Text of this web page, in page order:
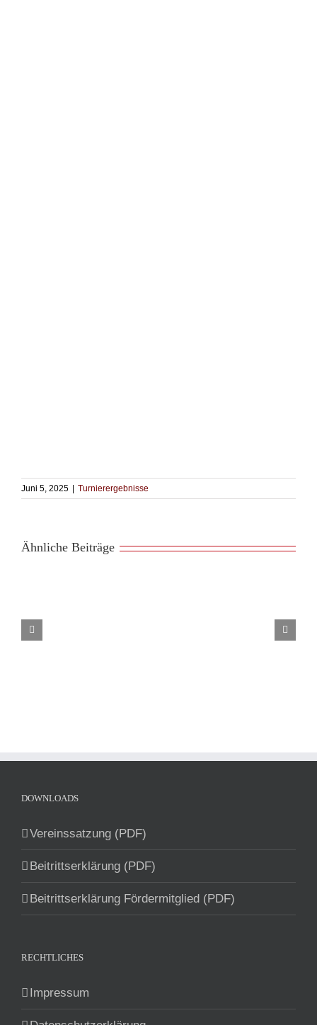
Juni 5, 2025 Turnierergebnisse
Ähnliche Beiträge
DOWNLOADS
Vereinssatzung (PDF)
Beitrittserklärung (PDF)
Beitrittserklärung Fördermitglied (PDF)
RECHTLICHES
Impressum